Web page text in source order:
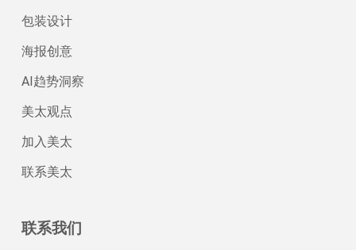
包装设计
海报创意
AI趋势洞察
美太观点
加入美太
联系美太
联系我们